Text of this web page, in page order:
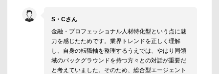
S・Cさん
金融・プロフェッショナル人材特化型という点に魅
力を感じたためです。業界トレンドを正しく理解
し、自身の転職軸を整理するうえでは、やはり同領
域のバックグラウンドを持つ方々との対話が重要だ
と考えていました。そのため、総合型エージェント